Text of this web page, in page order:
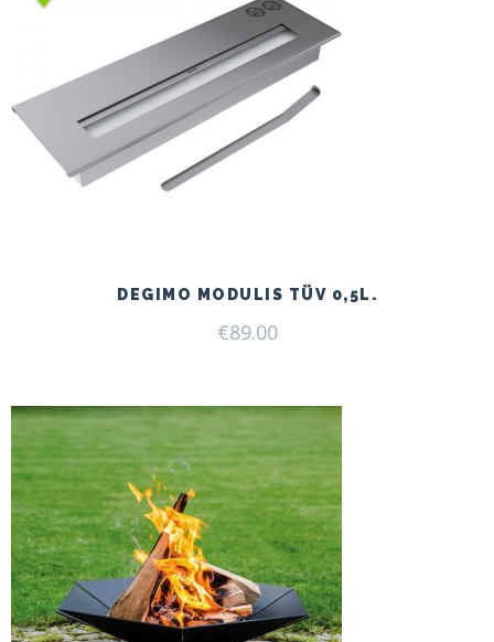
DEGIMO MODULIS TÜV 0,5L.
€89.00